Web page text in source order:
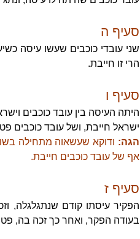
סעיף ה
שני עובדי כוכבים שעשו עיסה
הרי זו חייבת.
סעיף ו
היתה העיסה בין עובד כוכבים
ישראל חייבת, ושל עובד כוכבים
הגה: ודוקא שעשאוה מתחילה
אף של עובד כוכבים חייבת.
סעיף ז
הפקיר עיסתו קודם שנתגלגלה,
בעודה הפקר, ואחר כך זכה בה,